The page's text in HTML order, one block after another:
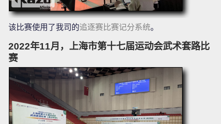
该比赛使用了我司的追逐赛比赛记分系统。
2022年11月，上海市第十七届运动会武术套路比
赛